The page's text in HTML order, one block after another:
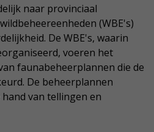
naar provinciaal
(WBE's)
De WBE's, waarin
voeren het
faunabeheerplannen die de
De beheerplannen
van tellingen en